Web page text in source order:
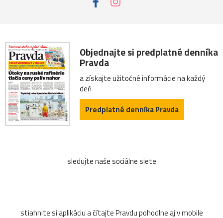
Objednajte si predplatné denníka
Pravda
a získajte užitočné informácie na každý
deň
Predplatné denníka Pravda
sledujte naše sociálne siete
stiahnite si aplikáciu a čítajte Pravdu pohodlne aj v mobile